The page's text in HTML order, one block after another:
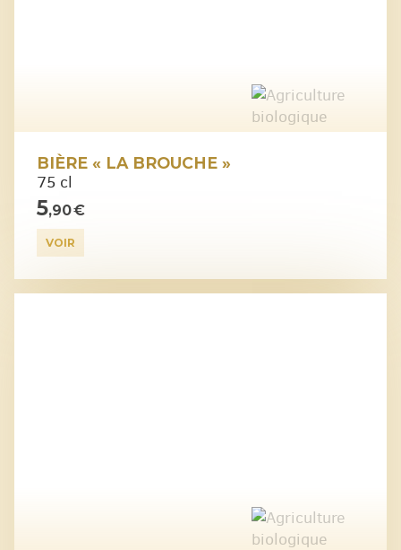
BIÈRE « LA BROUCHE »
75 cl
5,90 €
VOIR